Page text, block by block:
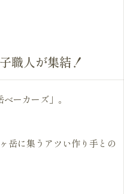
職人が集結！
ーカーズ」。
岳に集うアツい作り手との